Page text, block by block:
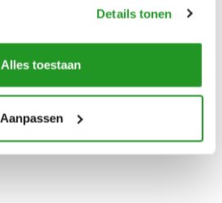
Details tonen
Alles toestaan
Aanpassen